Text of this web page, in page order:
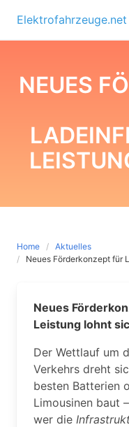
content
Elektrofahrzeuge.net
NEUES
Home
Aktuelles
Neues Förderkonzept für
Neues
Leistung lohnt
Der Wettlauf um
Verkehrs dreht
besten Batterien
Limousinen baut
wer die